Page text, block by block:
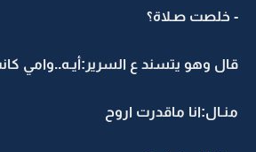
- خلصت صـلاة؟
قال وهو يتسند ع السرير:أيـه..وامي
منـال:انا ماقدرت اروح